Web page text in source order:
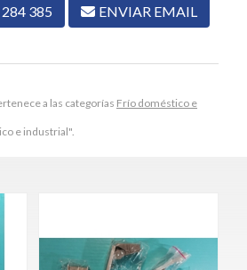
a las categorías Frío doméstico e
e industrial".
385 ENVIAR EMAIL